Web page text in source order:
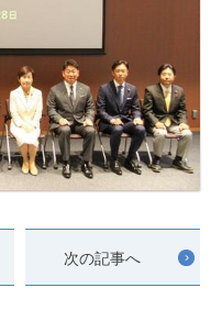
次の記事へ